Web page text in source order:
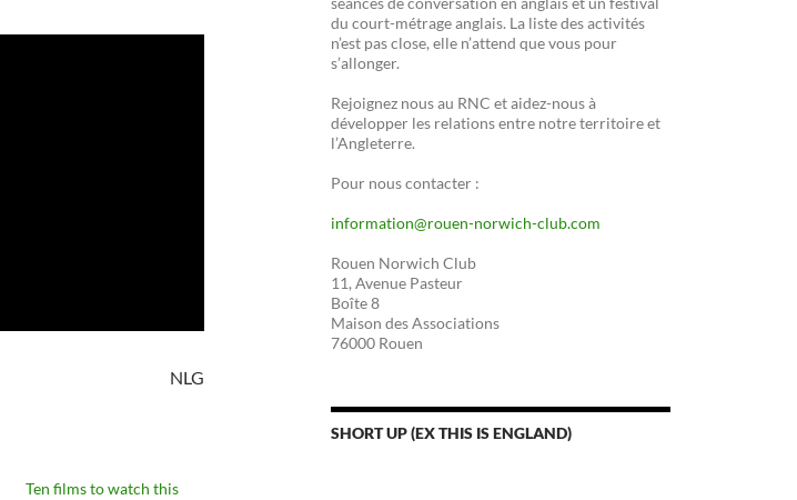
NLG
Ten films to watch this
du court-métrage anglais. La liste des activités
n’est pas close, elle n’attend que vous pour
s’allonger.
Rejoignez nous au RNC et aidez-nous à
développer les relations entre notre territoire et
l’Angleterre.
Pour nous contacter :
information@rouen-norwich-club.com
Rouen Norwich Club
11, Avenue Pasteur
Boîte 8
Maison des Associations
76000 Rouen
SHORT UP (EX THIS IS ENGLAND)